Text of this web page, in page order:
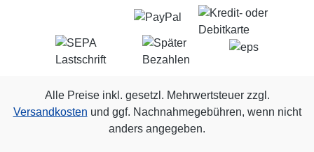
Alle Preise inkl. gesetzl. Mehrwertsteuer zzgl.
Versandkosten und ggf. Nachnahmegebühren, wenn nicht
anders angegeben.